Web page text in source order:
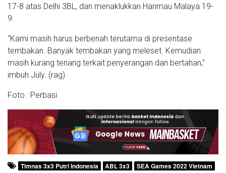
17-8 atas Delhi 3BL, dan menaklukkan Harimau Malaya 19-
9.
“Kami masih harus berbenah terutama di presentase
tembakan. Banyak tembakan yang meleset. Kemudian
masih kurang tenang terkait penyerangan dan bertahan,”
imbuh July. (rag)
Foto : Perbasi
Timnas 3x3 Putri Indonesia ABL 3x3
SEA Games 2022 Vietnam